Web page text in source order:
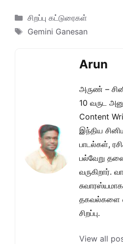
Categories
சிறப்பு கட்டுரைகள்
Tags
Gemini Ganesan
Arun
அருண் –
10 வருட
Content
இந்திய
பாடல்கள்,
பல்வேறு
வருகிறார்.
தகவல்களை
சிறப்பு.
View all